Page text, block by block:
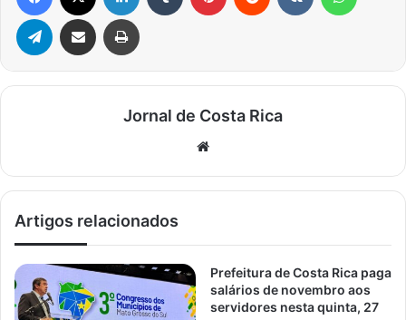
Telegram Compartilhar via e-mail Imprimir
Jornal de Costa Rica
Artigos relacionados
Prefeitura de Costa Rica paga
salários de novembro aos
servidores nesta quinta, 27